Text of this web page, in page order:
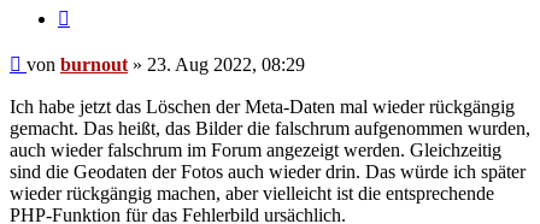
Beitrag
von burnout » 23. Aug 2022, 08:29
Ich habe jetzt das Löschen der Meta-Daten mal wieder rückgängig
gemacht. Das heißt, das Bilder die falschrum aufgenommen wurden,
auch wieder falschrum im Forum angezeigt werden. Gleichzeitig
sind die Geodaten der Fotos auch wieder drin. Das würde ich später
wieder rückgängig machen, aber vielleicht ist die entsprechende
PHP-Funktion für das Fehlerbild ursächlich.